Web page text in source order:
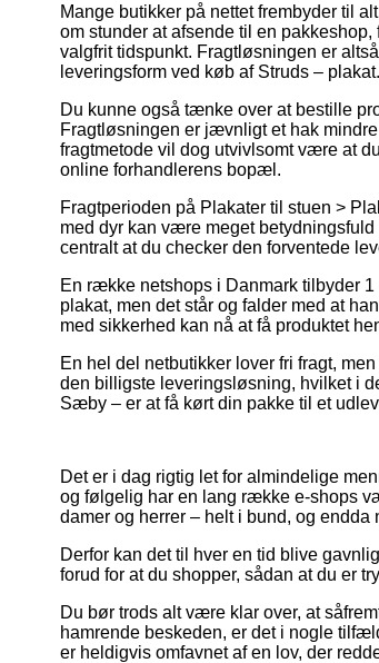
Mange butikker på nettet frembyder til
om stunder at afsende til en
valgfrit tidspunkt. Fragtløsningen er
leveringsform ved køb af Struds – plakat.
Du kunne også tænke over at bestille
Fragtløsningen er jævnligt et hak
fragtmetode vil dog utvivlsomt være at
online forhandlerens bopæl.
Fragtperioden på Plakater til stuen >
med dyr kan være meget
centralt at du checker den forventede
En række netshops i Danmark tilbyder
plakat, men det står og falder med at
med sikkerhed kan nå at få produktet
En hel del netbutikker lover fri fragt,
den billigste leveringsløsning, hvilket i
Sæby – er at få kørt din pakke til et
Det er i dag rigtig let for almindelige
og følgelig har en lang række e-shops
damer og herrer – helt i bund, og
Derfor kan det til hver en tid blive
forud for at du shopper, sådan at du er
Du bør trods alt være klar over, at
hamrende beskeden, er det i nogle
er heldigvis omfavnet af en lov, der